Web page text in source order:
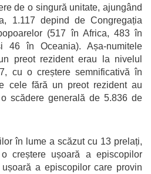
de o singură unitate, ajungând
1.117 depind de Congregația
(517 în Africa, 483 în
în Oceania). Așa-numitele
preot rezident erau la nivelul
cu o creștere semnificativă în
cele fără un preot rezident au
scădere generală de 5.836 de
în lume a scăzut cu 13 prelați,
creștere ușoară a episcopilor
a episcopilor care provin